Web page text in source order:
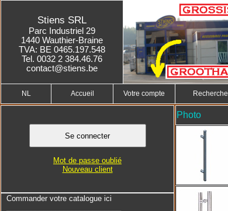
Stiens SRL
Parc Industriel 29
1440 Wauthier-Braine
TVA: BE 0465.197.548
Tel. 0032 2 384.46.76
contact@stiens.be
NL Accueil Votre compte Recherche
Commander votre catalogue ici
Mot de passe oublié
Nouveau client
Photo